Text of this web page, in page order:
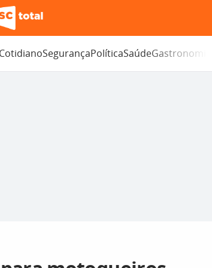
CotidianoSegurançaPolíticaSaúdeGastronomia